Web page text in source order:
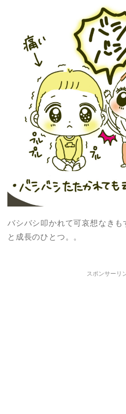
バシバシ叩かれて可哀想なきも
と成長のひとつ。。
スポンサーリ